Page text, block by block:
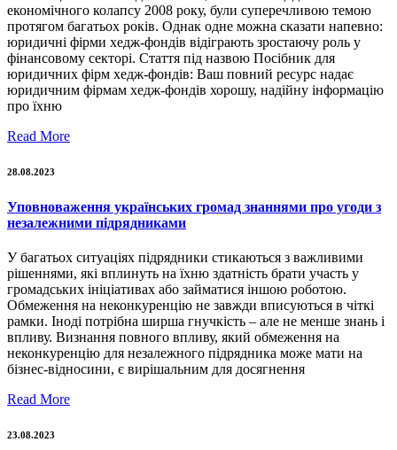
економічного колапсу 2008 року, були суперечливою темою
протягом багатьох років. Однак одне можна сказати напевно:
юридичні фірми хедж-фондів відіграють зростаючу роль у
фінансовому секторі. Стаття під назвою Посібник для
юридичних фірм хедж-фондів: Ваш повний ресурс надає
юридичним фірмам хедж-фондів хорошу, надійну інформацію
про їхню
Read More
28.08.2023
Уповноваження українських громад знаннями про угоди з
незалежними підрядниками
У багатьох ситуаціях підрядники стикаються з важливими
рішеннями, які вплинуть на їхню здатність брати участь у
громадських ініціативах або займатися іншою роботою.
Обмеження на неконкуренцію не завжди вписуються в чіткі
рамки. Іноді потрібна ширша гнучкість – але не менше знань і
впливу. Визнання повного впливу, який обмеження на
неконкуренцію для незалежного підрядника може мати на
бізнес-відносини, є вирішальним для досягнення
Read More
23.08.2023